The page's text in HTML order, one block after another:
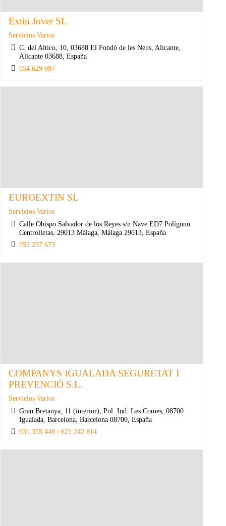
Extin Jover SL
Servicios Varios
C. del Altico, 10, 03688 El Fondó de les Neus, Alicante,
Alicante 03688, España
654 629 997
EUROEXTIN SL
Servicios Varios
Calle Obispo Salvador de los Reyes s/n Nave ED7 Polígono
Centrolletas, 29013 Málaga, Málaga 29013, España
952 257 673
COMPANYS IGUALADA SEGURETAT I
PREVENCIÓ S.L.
Servicios Varios
Gran Bretanya, 11 (interior), Pol. Ind. Les Comes, 08700
Igualada, Barcelona, Barcelona 08700, España
931 355 448 / 621 242 814